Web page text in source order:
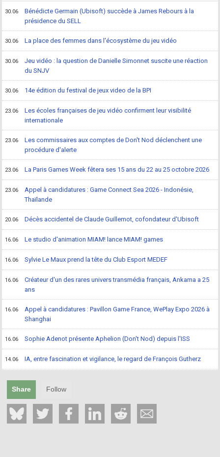
30.06
Bénédicte Germain (Ubisoft) succède à James Rebours à la
présidence du SELL
30.06 La place des femmes dans l'écosystème du jeu vidéo
30.06
Jeu vidéo : la question de Danielle Simonnet suscite une réaction
du SNJV
30.06 14e édition du festival de jeux video de la BPI
23.06
Les écoles françaises de jeu vidéo confirment leur visibilité
internationale
23.06
Les commissaires aux comptes de Don't Nod déclenchent une
procédure d'alerte
23.06 La Paris Games Week fêtera ses 15 ans du 22 au 25 octobre 2026
23.06
Appel à candidatures : Game Connect Sea 2026 - Indonésie,
Thaïlande
20.06 Décès accidentel de Claude Guillemot, cofondateur d'Ubisoft
16.06 Le studio d'animation MIAM! lance MIAM! games
16.06 Sylvie Le Maux prend la tête du Club Esport MEDEF
16.06
Créateur d'un des rares univers transmédia français, Ankama a 25
ans
16.06
Appel à candidatures : Pavillon Game France, WePlay Expo 2026 à
Shanghai
16.06 Sophie Adenot présente Aphelion (Don't Nod) depuis l'ISS
14.06 IA, entre fascination et vigilance, le regard de François Gutherz
Share Follow